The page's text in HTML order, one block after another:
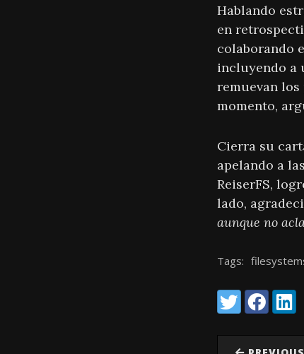
Hablando
en
colaborando
incluyendo a
remuevan
momento,
Cierra su
apelando a
ReiserFS,
lado,
aunque no
Tags:
Share:
TwitterFacebook